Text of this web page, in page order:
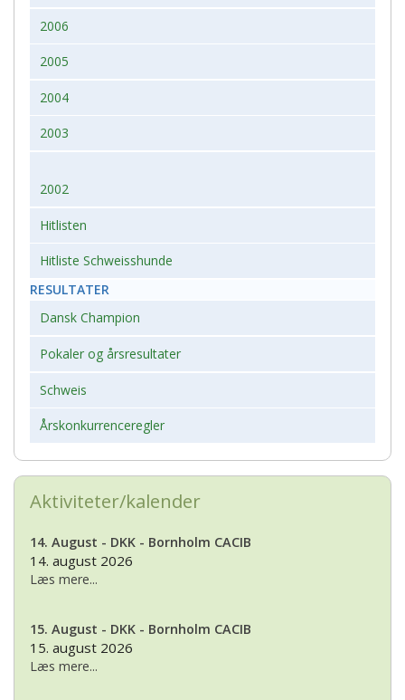
2006
2005
2004
2003
2002
Hitlisten
Hitliste Schweisshunde
RESULTATER
Dansk Champion
Pokaler og årsresultater
Schweis
Årskonkurrenceregler
Aktiviteter/kalender
14. August - DKK - Bornholm CACIB
14. august 2026
Læs mere...
15. August - DKK - Bornholm CACIB
15. august 2026
Læs mere...